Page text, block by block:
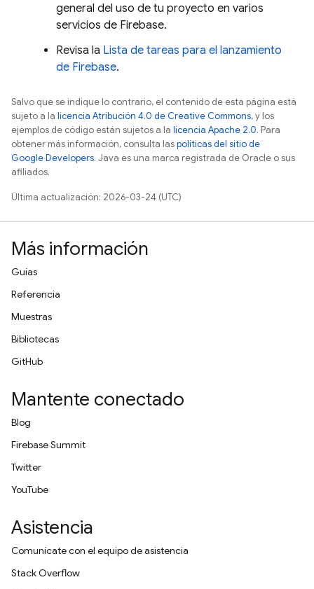
general del uso de tu proyecto en varios
servicios de Firebase.
Revisa la Lista de tareas para el lanzamiento
de Firebase.
Salvo que se indique lo contrario, el contenido de esta página está
sujeto a la licencia Atribución 4.0 de Creative Commons, y los
ejemplos de código están sujetos a la licencia Apache 2.0. Para
obtener más información, consulta laspolíticas del sitio de
Google Developers. Java es una marca registrada de Oracle o sus
afiliados.
Última actualización: 2026-03-24 (UTC)
Más información
Guías
Referencia
Muestras
Bibliotecas
GitHub
Mantente conectado
Blog
Firebase Summit
Twitter
YouTube
Asistencia
Comunícate con el equipo de asistencia
Stack Overflow